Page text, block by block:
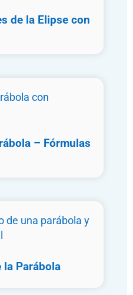
de la Elipse con
– Fórmulas
la Parábola